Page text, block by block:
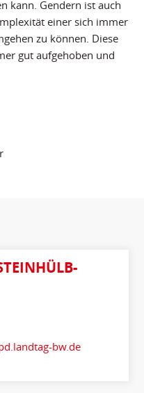
kann. Gendern ist auch
einer sich immer
zu können. Diese
gut aufgehoben und
bw.de